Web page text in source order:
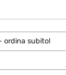
ordina subito!